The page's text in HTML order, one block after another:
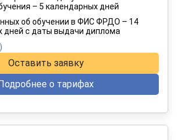
в рассрочку на 12 месяцев
– 5 календарных дней
об обучении в ФИС ФРДО – 14
дней с даты выдачи диплома
Оставить заявку
о тарифах